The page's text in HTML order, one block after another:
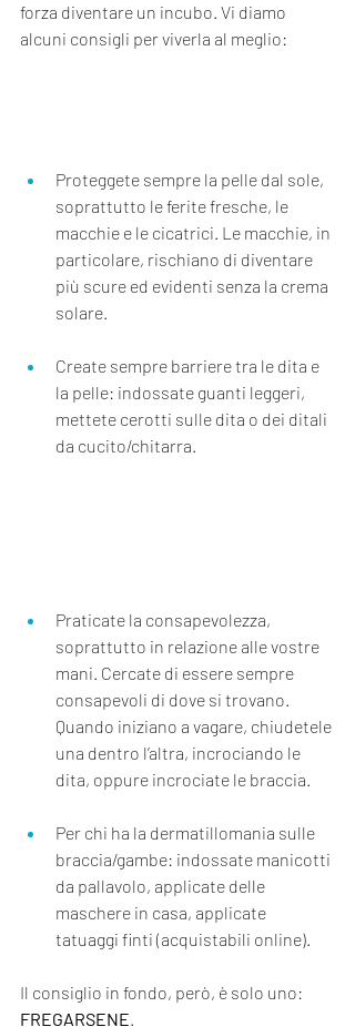
forza diventare un incubo. Vi diamo
alcuni consigli per viverla al meglio:
Proteggete sempre la pelle dal sole,
soprattutto le ferite fresche, le
macchie e le cicatrici. Le macchie, in
particolare, rischiano di diventare
più scure ed evidenti senza la crema
solare.
Create sempre barriere tra le dita e
la pelle: indossate guanti leggeri,
mettete cerotti sulle dita o dei ditali
da cucito/chitarra.
Praticate la consapevolezza,
soprattutto in relazione alle vostre
mani. Cercate di essere sempre
consapevoli di dove si trovano.
Quando iniziano a vagare, chiudetele
una dentro l’altra, incrociando le
dita, oppure incrociate le braccia.
Per chi ha la dermatillomania sulle
braccia/gambe: indossate manicotti
da pallavolo, applicate delle
maschere in casa, applicate
tatuaggi finti (acquistabili online).
Il consiglio in fondo, però, è solo uno:
FREGARSENE.